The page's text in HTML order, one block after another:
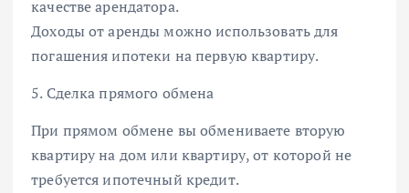
качестве арендатора.
Доходы от аренды можно использовать для
погашения ипотеки на первую квартиру.
5. Сделка прямого обмена
При прямом обмене вы обмениваете вторую
квартиру на дом или квартиру, от которой не
требуется ипотечный кредит.